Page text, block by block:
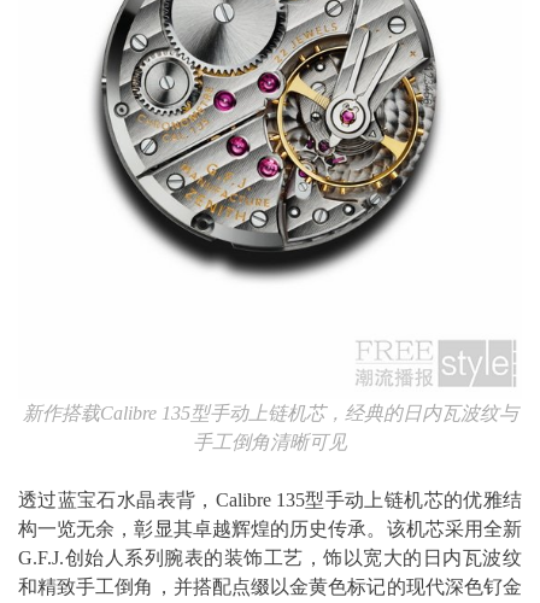
新作搭载Calibre 135型手动上链机芯，经典的日内瓦波纹与
手工倒角清晰可见
透过蓝宝石水晶表背，Calibre 135型手动上链机芯的优雅结
构一览无余，彰显其卓越辉煌的历史传承。该机芯采用全新
G.F.J.创始人系列腕表的装饰工艺，饰以宽大的日内瓦波纹
和精致手工倒角，并搭配点缀以金黄色标记的现代深色钌金